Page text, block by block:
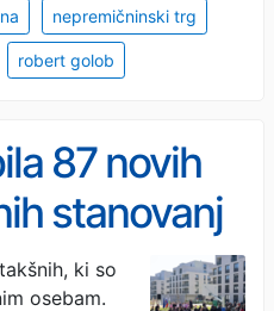
nepremičninski trg
robert golob
87 novih
stanovanj
ki so
osebam.